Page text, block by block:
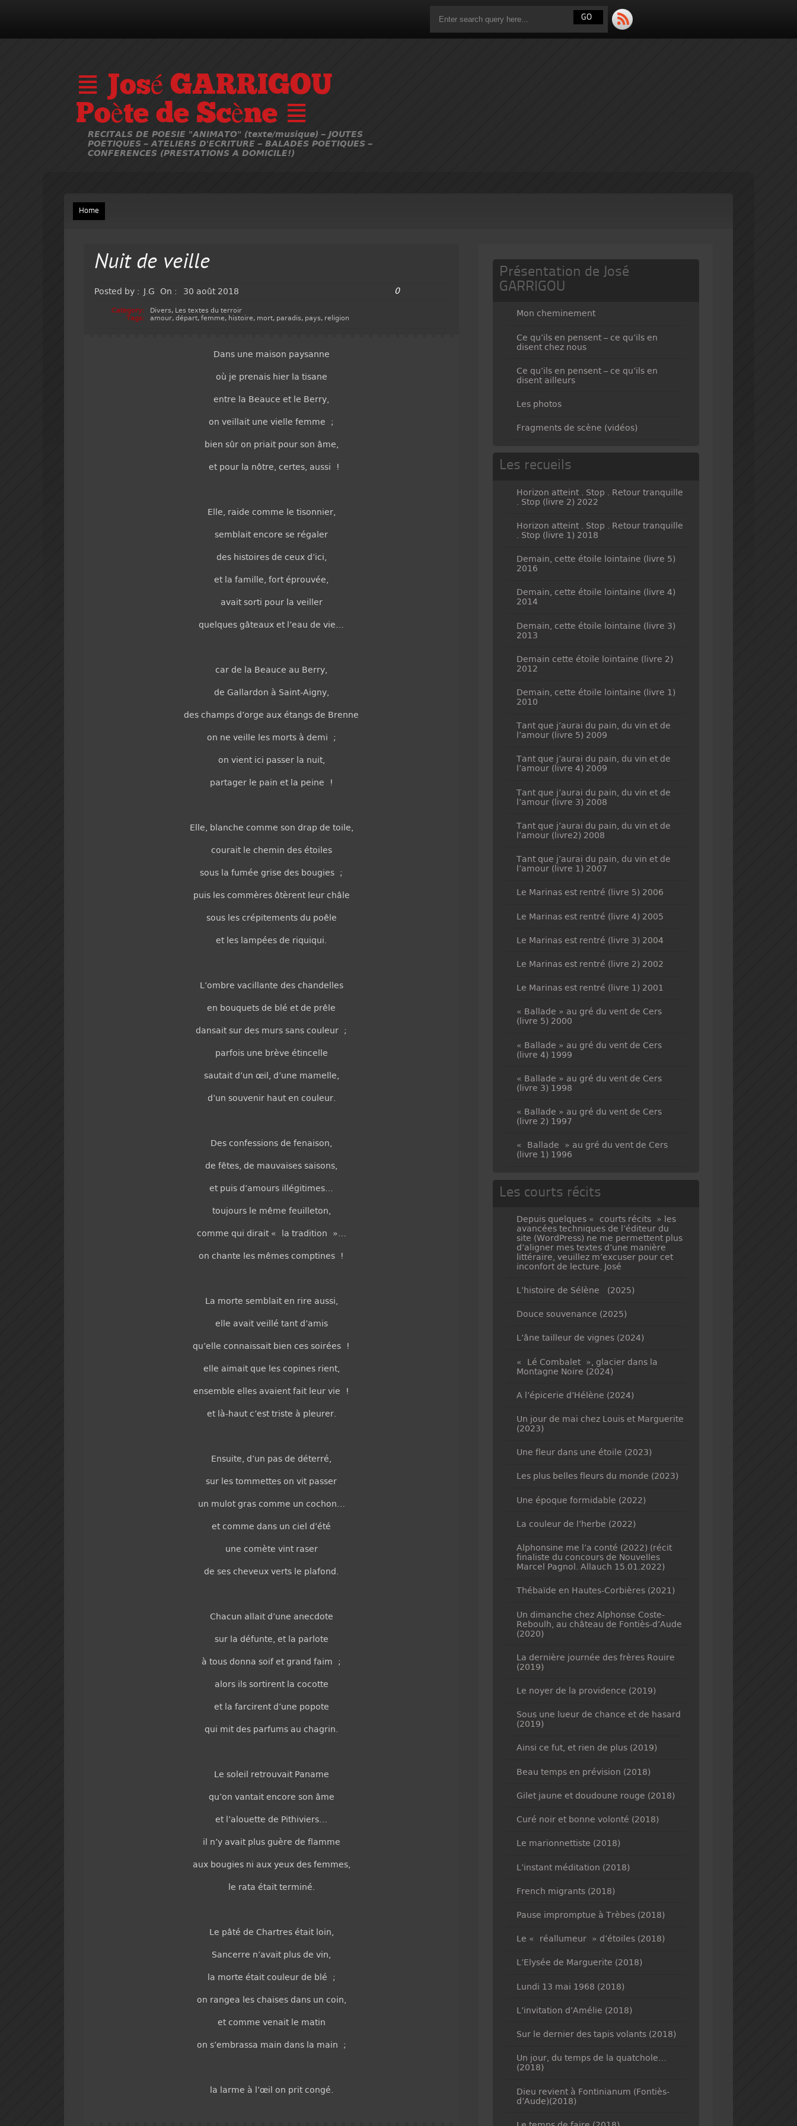
≣ José GARRIGOU
Poète de Scène ≣
RECITALS DE POESIE "ANIMATO" (texte/musique) – JOUTES
POETIQUES – ATELIERS D'ECRITURE – BALADES POETIQUES –
CONFERENCES (PRESTATIONS A DOMICILE!)
Home
Nuit de veille
Posted by : J.G On : 30 août 2018 0
Category: Divers, Les textes du terroir
Tags:
amour,départ,femme, histoire, mort, paradis, pays, religion
Dans une maison paysanne
où je prenais hier la tisane
entre la Beauce et le Berry,
on veillait une vielle femme ;
bien sûr on priait pour son âme,
et pour la nôtre, certes, aussi !
Elle, raide comme le tisonnier,
semblait encore se régaler
des histoires de ceux d’ici,
et la famille, fort éprouvée,
avait sorti pour la veiller
quelques gâteaux et l’eau de vie…
car de la Beauce au Berry,
de Gallardon à Saint-Aigny,
des champs d’orge aux étangs de Brenne
on ne veille les morts à demi ;
on vient ici passer la nuit,
partager le pain et la peine !
Elle, blanche comme son drap de toile,
courait le chemin des étoiles
sous la fumée grise des bougies ;
puis les commères ôtèrent leur châle
sous les crépitements du poêle
et les lampées de riquiqui.
L’ombre vacillante des chandelles
en bouquets de blé et de prêle
dansait sur des murs sans couleur ;
parfois une brève étincelle
sautait d’un œil, d’une mamelle,
d’un souvenir haut en couleur.
Des confessions de fenaison,
de fêtes, de mauvaises saisons,
et puis d’amours illégitimes…
toujours le même feuilleton,
comme qui dirait « la tradition »…
on chante les mêmes comptines !
La morte semblait en rire aussi,
elle avait veillé tant d’amis
qu’elle connaissait bien ces soirées !
elle aimait que les copines rient,
ensemble elles avaient fait leur vie !
et là-haut c’est triste à pleurer.
Ensuite, d’un pas de déterré,
sur les tommettes on vit passer
un mulot gras comme un cochon…
et comme dans un ciel d’été
une comète vint raser
de ses cheveux verts le plafond.
Chacun allait d’une anecdote
sur la défunte, et la parlote
à tous donna soif et grand faim ;
alors ils sortirent la cocotte
et la farcirent d’une popote
qui mit des parfums au chagrin.
Le soleil retrouvait Paname
qu’on vantait encore son âme
et l’alouette de Pithiviers…
il n’y avait plus guère de flamme
aux bougies ni aux yeux des femmes,
le rata était terminé.
Le pâté de Chartres était loin,
Sancerre n’avait plus de vin,
la morte était couleur de blé ;
on rangea les chaises dans un coin,
et comme venait le matin
on s’embrassa main dans la main ;
la larme à l’œil on prit congé.
Présentation de José
GARRIGOU
Mon cheminement
Ce qu’ils en pensent – ce qu’ils en
disent chez nous
Ce qu’ils en pensent – ce qu’ils en
disent ailleurs
Les photos
Fragments de scène (vidéos)
Les recueils
Horizon atteint . Stop . Retour tranquille
. Stop (livre 2) 2022
Horizon atteint . Stop . Retour tranquille
. Stop (livre 1) 2018
Demain, cette étoile lointaine (livre 5)
2016
Demain, cette étoile lointaine (livre 4)
2014
Demain, cette étoile lointaine (livre 3)
2013
Demain cette étoile lointaine (livre 2)
2012
Demain, cette étoile lointaine (livre 1)
2010
Tant que j’aurai du pain, du vin et de
l’amour (livre 5) 2009
Tant que j’aurai du pain, du vin et de
l’amour (livre 4) 2009
Tant que j’aurai du pain, du vin et de
l’amour (livre 3) 2008
Tant que j’aurai du pain, du vin et de
l’amour (livre2) 2008
Tant que j’aurai du pain, du vin et de
l’amour (livre 1) 2007
Le Marinas est rentré (livre 5) 2006
Le Marinas est rentré (livre 4) 2005
Le Marinas est rentré (livre 3) 2004
Le Marinas est rentré (livre 2) 2002
Le Marinas est rentré (livre 1) 2001
« Ballade » au gré du vent de Cers
(livre 5) 2000
« Ballade » au gré du vent de Cers
(livre 4) 1999
« Ballade » au gré du vent de Cers
(livre 3) 1998
« Ballade » au gré du vent de Cers
(livre 2) 1997
« Ballade » au gré du vent de Cers
(livre 1) 1996
Les courts récits
Depuis quelques « courts récits » les
avancées techniques de l’éditeur du
site (WordPress) ne me permettent plus
d’aligner mes textes d’une manière
littéraire, veuillez m’excuser pour cet
inconfort de lecture. José
L’histoire de Sélène (2025)
Douce souvenance (2025)
L’âne tailleur de vignes (2024)
« Lé Combalet », glacier dans la
Montagne Noire (2024)
A l’épicerie d’Hélène (2024)
Un jour de mai chez Louis et Marguerite
(2023)
Une fleur dans une étoile (2023)
Les plus belles fleurs du monde (2023)
Une époque formidable (2022)
La couleur de l’herbe (2022)
Alphonsine me l’a conté (2022) (récit
finaliste du concours de Nouvelles
Marcel Pagnol. Allauch 15.01.2022)
Thébaïde en Hautes-Corbières (2021)
Un dimanche chez Alphonse Coste-
Reboulh, au château de Fontiès-d’Aude
(2020)
La dernière journée des frères Rouire
(2019)
Le noyer de la providence (2019)
Sous une lueur de chance et de hasard
(2019)
Ainsi ce fut, et rien de plus (2019)
Beau temps en prévision (2018)
Gilet jaune et doudoune rouge (2018)
Curé noir et bonne volonté (2018)
Le marionnettiste (2018)
L’instant méditation (2018)
French migrants (2018)
Pause impromptue à Trèbes (2018)
Le « réallumeur » d’étoiles (2018)
L’Elysée de Marguerite (2018)
Lundi 13 mai 1968 (2018)
L’invitation d’Amélie (2018)
Sur le dernier des tapis volants (2018)
Un jour, du temps de la quatchole…
(2018)
Dieu revient à Fontinianum (Fontiès-
d’Aude)(2018)